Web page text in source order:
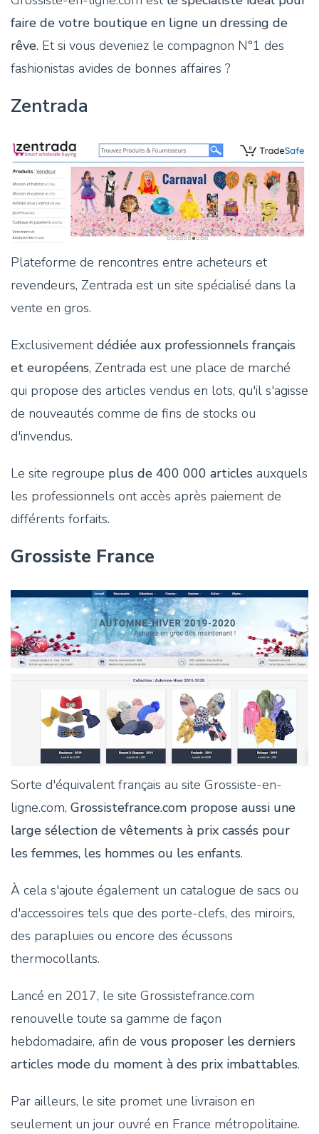
faire de votre boutique en ligne un dressing de
rêve. Et si vous deveniez le compagnon N°1 des
fashionistas avides de bonnes affaires ?
Zentrada
Plateforme de rencontres entre acheteurs et
revendeurs, Zentrada est un site spécialisé dans la
vente en gros.
Exclusivementdédiée aux professionnels français
et européens, Zentrada est une place de marché
qui propose des articles vendus en lots, qu'il s'agisse
de nouveautés comme de fins de stocks ou
d'invendus.
Le site regroupe plus de 400 000 articles auxquels
les professionnels ont accès après paiement de
différents forfaits.
Grossiste France
Sorte d'équivalent français au site Grossiste-en-
ligne.com, Grossistefrance.com propose aussi une
large sélection de vêtements à prix cassés pour
les femmes, les hommes ou les enfants.
À cela s'ajoute également un catalogue de sacs ou
d'accessoires tels que des porte-clefs, des miroirs,
des parapluies ou encore des écussons
thermocollants.
Lancé en 2017, le site Grossistefrance.com
renouvelle toute sa gamme de façon
hebdomadaire, afin de vous proposer les derniers
articles mode du moment à des prix imbattables.
Par ailleurs, le site promet une livraison en
seulement un jour ouvré en France métropolitaine.